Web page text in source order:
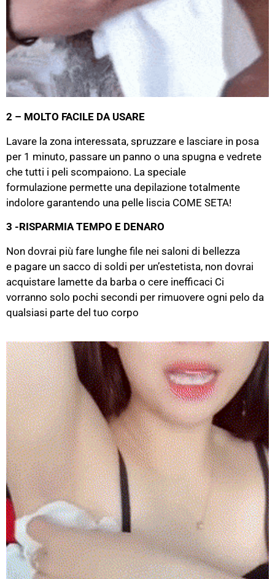
2 – MOLTO FACILE DA USARE
Lavare la zona interessata, spruzzare e lasciare in posa
per 1 minuto, passare un panno o una spugna e vedrete
che tutti i peli scompaiono. La speciale
formulazione permette una depilazione totalmente
indolore garantendo una pelle liscia COME SETA!
3 -RISPARMIA TEMPO E DENARO
Non dovrai più fare lunghe file nei saloni di bellezza
e pagare un sacco di soldi per un’estetista, non dovrai
acquistare lamette da barba o cere inefficaci Ci
vorranno solo pochi secondi per rimuovere ogni pelo da
qualsiasi parte del tuo corpo